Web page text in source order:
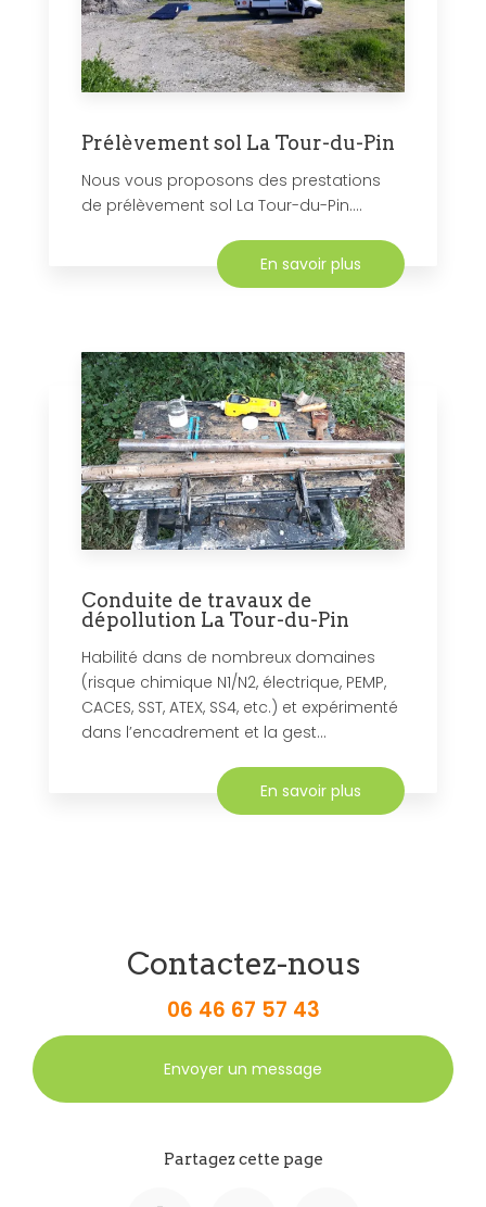
Prélèvement sol La Tour-du-Pin
Nous vous proposons des prestations
de prélèvement sol La Tour-du-Pin....
En savoir plus
Conduite de travaux de
dépollution La Tour-du-Pin
Habilité dans de nombreux domaines
(risque chimique N1/N2, électrique, PEMP,
CACES, SST, ATEX, SS4, etc.) et expérimenté
dans l’encadrement et la gest...
En savoir plus
Contactez-nous
06 46 67 57 43
Envoyer un message
Partagez cette page